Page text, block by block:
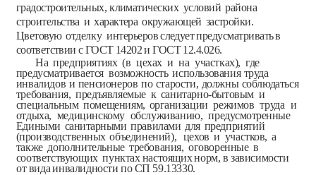
градостроительных, климатических условий района
строительства и характера окружающей застройки.
Цветовую отделку интерьеровследуетпредусматриватьв
соответствии сГОСТ 14202и ГОСТ 12.4.026.
На предприятиях (в цехах и на участках), где
предусматривается возможность использования труда
инвалидов и пенсионеров по старости, должны соблюдаться
требования, предъявляемые к санитарно-бытовым и
специальным помещениям, организации режимов труда и
отдыха, медицинскому обслуживанию, предусмотренные
Едиными санитарными правилами для предприятий
(производственных объединений), цехов и участков, а
также дополнительные требования, оговоренные в
соответствующих пунктахнастоящихнорм, в зависимости
от видаинвалидности по СП 59.13330.